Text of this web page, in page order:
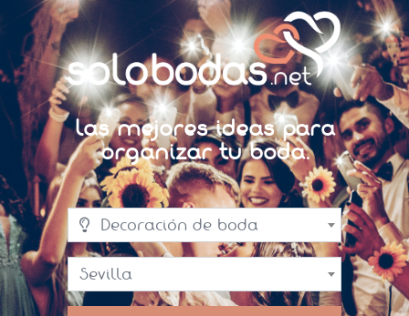
Las mejores ideas para
organizar tu boda.
Decoración de boda
Sevilla